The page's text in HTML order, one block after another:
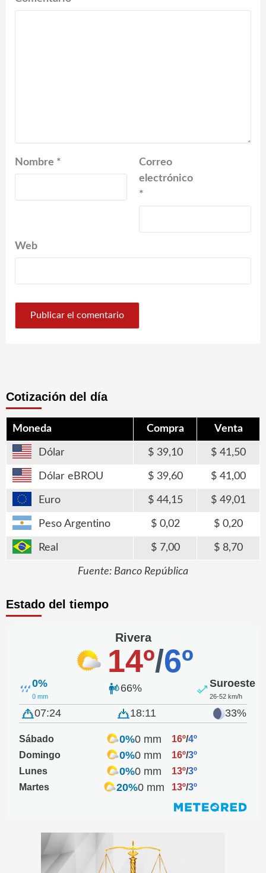
Nombre *
Correo
electrónico
*
Web
Cotización del día
Moneda Compra Venta
Dólar 39,10 41,50
Dólar eBROU 39,60 41,00
Euro 44,15 49,01
Peso Argentino 0,02 0,20
Real 7,00 8,70
Fuente: Banco República
Estado del tiempo
Rivera
14º/6º
0%
0 mm
66% Suroeste
26-52 km/h
07:24 18:11 33%
Sábado 0%0 mm 16º/4º
Domingo
0%0 mm 16º/3º
Lunes
0%0 mm 13º/3º
Martes
20%0 mm 13º/3º